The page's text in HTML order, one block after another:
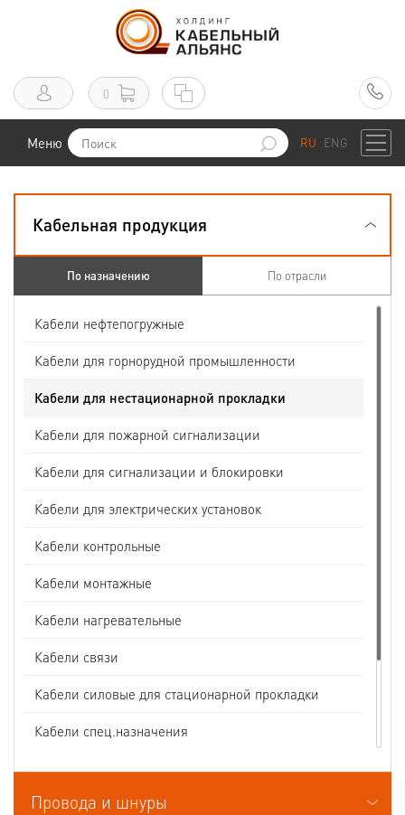
0
Меню RU ENG
Кабельная продукция
По назначению По отрасли
Кабели нефтепогружные
Кабели для горнорудной промышленности
Кабели для нестационарной прокладки
Кабели для пожарной сигнализации
Кабели для сигнализации и блокировки
Кабели для электрических установок
Кабели контрольные
Кабели монтажные
Кабели нагревательные
Кабели связи
Кабели силовые для стационарной прокладки
Кабели спец.назначения
Кабели судовые
Кабели термоэлектродные
Провода и шнуры